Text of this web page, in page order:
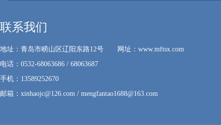
联系我们
地址：青岛市崂山区辽阳东路12号 网址：www.mftsx.com
电话：0532-68063686 / 68063687
手机：13589252670
邮箱：xinhaojc@126.com / mengfantao1688@163.com